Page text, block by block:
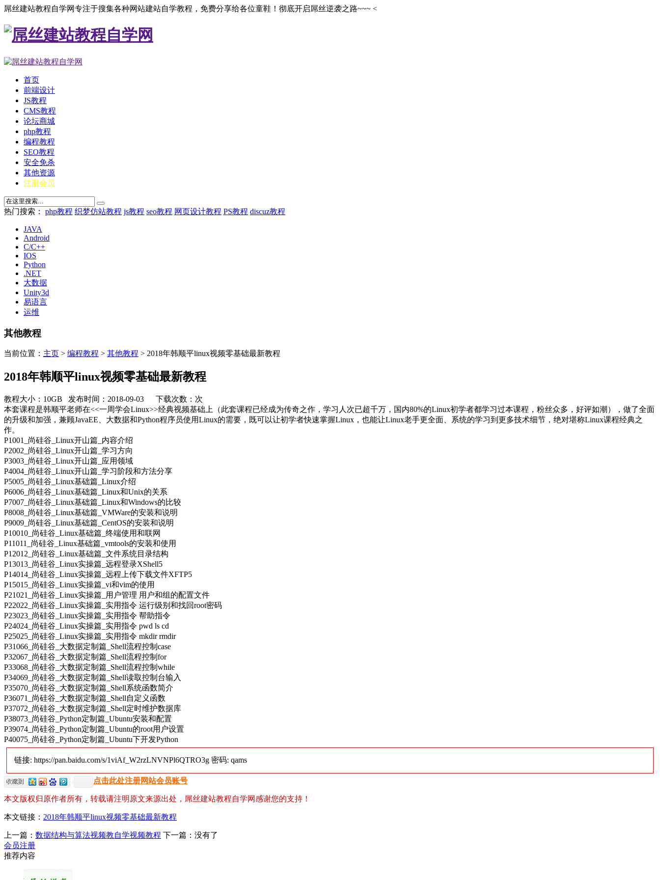
屌丝建站教程自学网专注于搜集各种网站建站自学教程，免费分享给各位童鞋！彻底开启屌丝逆袭之路~~~ <
首页
前端设计
JS教程
CMS教程
论坛商城
php教程
编程教程
SEO教程
安全免杀
其他资源
注册会员
热门搜索： php教程 织梦仿站教程 js教程 seo教程 网页设计教程 PS教程 discuz教程
JAVA
Android
C/C++
IOS
Python
.NET
大数据
Unity3d
易语言
运维
其他教程
当前位置： 主页 > 编程教程 > 其他教程 > 2018年韩顺平linux视频零基础最新教程
2018年韩顺平linux视频零基础最新教程
教程大小：10GB 发布时间：2018-09-03 下载次数： 次
本套课程是韩顺平老师在<<一周学会Linux>>经典视频基础上（此套课程已经成为传奇之作，学习人次已超千万，国内80%的Linux初学者都学习过本课程，粉丝众多，好评如潮），做了全面
的升级和加强，兼顾JavaEE、大数据和Python程序员使用Linux的需要，既可以让初学者快速掌握Linux，也能让Linux老手更全面、系统的学习到更多技术细节，绝对堪称Linux课程经典之
作。
P1001_尚硅谷_Linux开山篇_内容介绍
P2002_尚硅谷_Linux开山篇_学习方向
P3003_尚硅谷_Linux开山篇_应用领域
P4004_尚硅谷_Linux开山篇_学习阶段和方法分享
P5005_尚硅谷_Linux基础篇_Linux介绍
P6006_尚硅谷_Linux基础篇_Linux和Unix的关系
P7007_尚硅谷_Linux基础篇_Linux和Windows的比较
P8008_尚硅谷_Linux基础篇_VMWare的安装和说明
P9009_尚硅谷_Linux基础篇_CentOS的安装和说明
P10010_尚硅谷_Linux基础篇_终端使用和联网
P11011_尚硅谷_Linux基础篇_vmtools的安装和使用
P12012_尚硅谷_Linux基础篇_文件系统目录结构
P13013_尚硅谷_Linux实操篇_远程登录XShell5
P14014_尚硅谷_Linux实操篇_远程上传下载文件XFTP5
P15015_尚硅谷_Linux实操篇_vi和vim的使用
P21021_尚硅谷_Linux实操篇_用户管理 用户和组的配置文件
P22022_尚硅谷_Linux实操篇_实用指令 运行级别和找回root密码
P23023_尚硅谷_Linux实操篇_实用指令 帮助指令
P24024_尚硅谷_Linux实操篇_实用指令 pwd ls cd
P25025_尚硅谷_Linux实操篇_实用指令 mkdir rmdir
P31066_尚硅谷_大数据定制篇_Shell流程控制case
P32067_尚硅谷_大数据定制篇_Shell流程控制for
P33068_尚硅谷_大数据定制篇_Shell流程控制while
P34069_尚硅谷_大数据定制篇_Shell读取控制台输入
P35070_尚硅谷_大数据定制篇_Shell系统函数简介
P36071_尚硅谷_大数据定制篇_Shell自定义函数
P37072_尚硅谷_大数据定制篇_Shell定时维护数据库
P38073_尚硅谷_Python定制篇_Ubuntu安装和配置
P39074_尚硅谷_Python定制篇_Ubuntu的root用户设置
P40075_尚硅谷_Python定制篇_Ubuntu下开发Python
链接: https://pan.baidu.com/s/1viAf_W2rzLNVNPl6QTRO3g 密码: qams
点击此处注册网站会员账号
本文版权归原作者所有，转载请注明原文来源出处，屌丝建站教程自学网感谢您的支持！
本文链接： 2018年韩顺平linux视频零基础最新教程
上一篇： 数据结构与算法视频教自学视频教程 下一篇：没有了
会员注册
推荐内容